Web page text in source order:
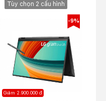
Tùy chọn 2 cấu hình
Giảm 2.900.000 đ
-9%